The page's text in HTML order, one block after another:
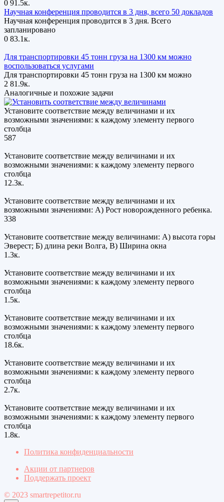
0 91.5к.
Научная конференция проводится в 3 дня, всего 50 докладов
Научная конференция проводится в 3 дня. Всего
запланировано
0 83.1к.
Для транспортировки 45 тонн груза на 1300 км можно
воспользоваться услугами
Для транспортировки 45 тонн груза на 1300 км можно
2 81.9к.
Аналогичные и похожие задачи
Установите соответствие между величинами и их
возможными значениями: к каждому элементу первого
столбца
587
Установите соответствие между величинами и их
возможными значениями: к каждому элементу первого
столбца
12.3к.
Установите соответствие между величинами и их
возможными значениями: А) Рост новорожденного ребенка.
338
Установите соответствие между величинами: А) высота горы
Эверест; Б) длина реки Волга, В) Ширина окна
1.3к.
Установите соответствие между величинами и их
возможными значениями: к каждому элементу первого
столбца
1.5к.
Установите соответствие между величинами и их
возможными значениями: к каждому элементу первого
столбца
18.6к.
Установите соответствие между величинами и их
возможными значениями: к каждому элементу первого
столбца
2.7к.
Установите соответствие между величинами и их
возможными значениями: к каждому элементу первого
столбца
1.8к.
Политика конфиденциальности
Акции от партнеров
Поддержать проект
© 2023 smartrepetitor.ru